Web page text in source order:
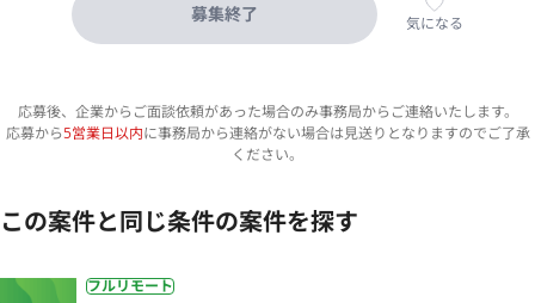
募集終了 気になる
応募後、企業からご面談依頼があった場合のみ事務局からご連絡いたします。
応募から5営業日以内に事務局から連絡がない場合は見送りとなりますのでご了承
ください。
この案件と同じ条件の案件を探す
フルリモート